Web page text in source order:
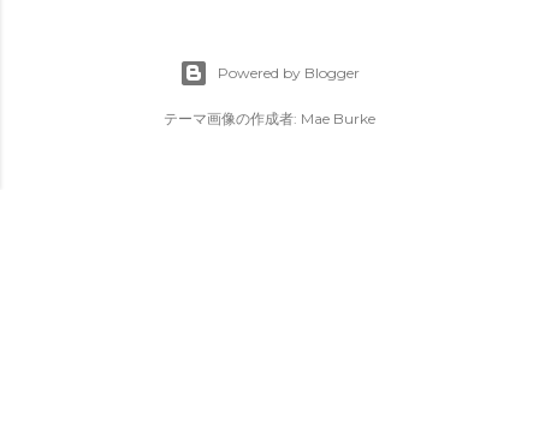
Powered by Blogger
テーマ画像の作成者: Mae Burke